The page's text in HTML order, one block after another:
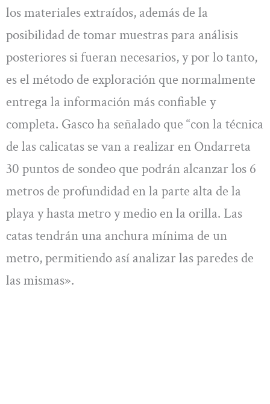
los materiales extraídos, además de la
posibilidad de tomar muestras para análisis
posteriores si fueran necesarios, y por lo tanto,
es el método de exploración que normalmente
entrega la información más confiable y
completa. Gasco ha señalado que “con la técnica
de las calicatas se van a realizar en Ondarreta
30 puntos de sondeo que podrán alcanzar los 6
metros de profundidad en la parte alta de la
playa y hasta metro y medio en la orilla. Las
catas tendrán una anchura mínima de un
metro, permitiendo así analizar las paredes de
las mismas».